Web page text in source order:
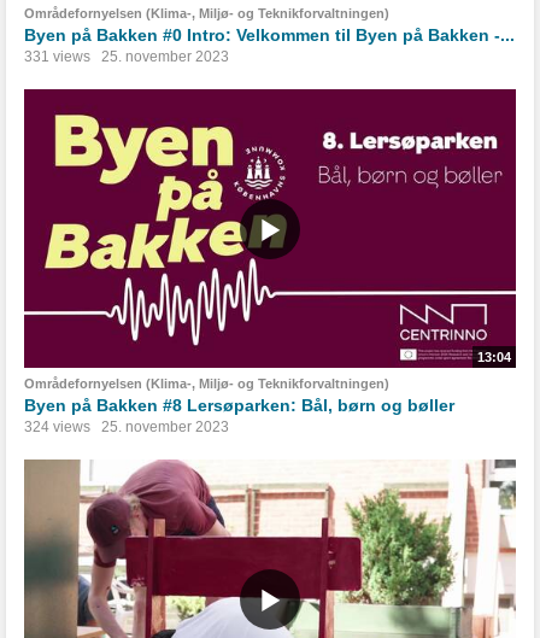
Områdefornyelsen (Klima-, Miljø- og Teknikforvaltningen)
Byen på Bakken #0 Intro: Velkommen til Byen på Bakken -...
331 views 25. november 2023
13:04
Områdefornyelsen (Klima-, Miljø- og Teknikforvaltningen)
Byen på Bakken #8 Lersøparken: Bål, børn og bøller
324 views 25. november 2023